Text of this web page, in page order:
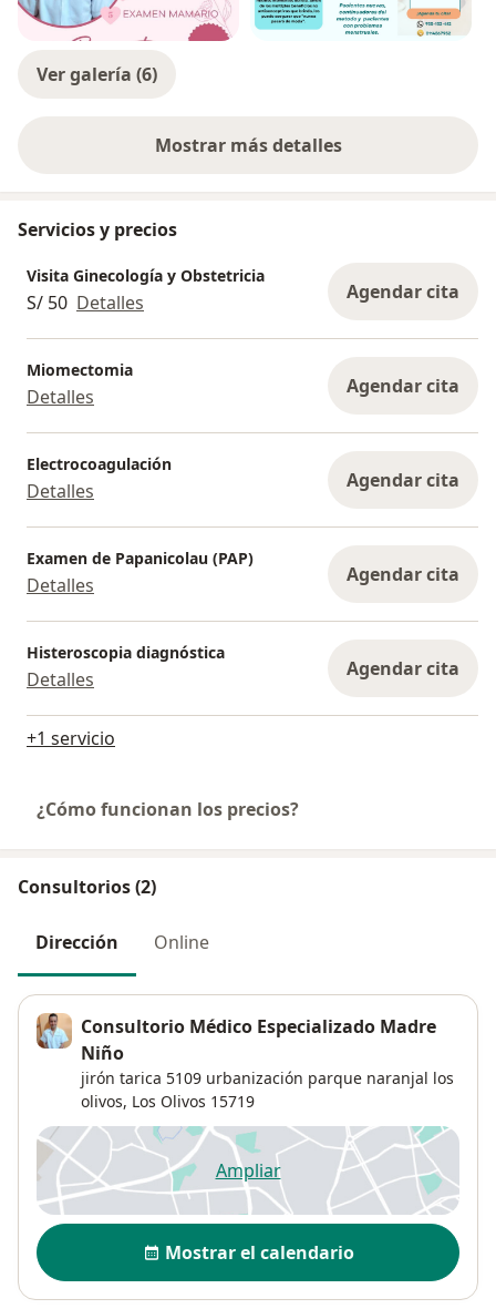
Ver galería (6)
Mostrar más detalles
sobre la experiencia
Servicios y precios
Visita Ginecología y Obstetricia
S/ 50 Detalles Agendar cita
Miomectomia
Detalles Agendar cita
Electrocoagulación
Detalles Agendar cita
Examen de Papanicolau (PAP)
Detalles Agendar cita
Histeroscopia diagnóstica
Detalles Agendar cita
+1 servicio
¿Cómo funcionan los precios?
Consultorios (2)
Dirección Online
Consultorio Médico Especializado Madre
Niño
jirón tarica 5109 urbanización parque naranjal los
olivos, Los Olivos 15719
Ampliarse abre en una nueva
Disponibilidad
Mostrar el calendario